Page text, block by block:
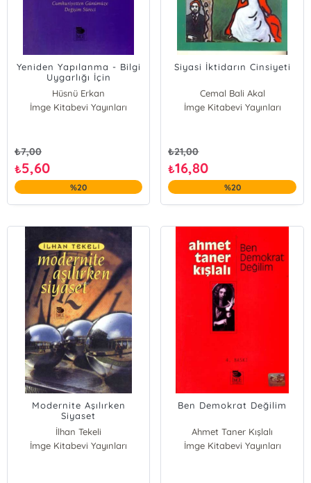
Yeniden Yapılanma - Bilgi
Uygarlığı İçin
Hüsnü Erkan
İmge Kitabevi Yayınları
₺7,00
₺5,60
%20
Siyasi İktidarın Cinsiyeti
Cemal Bali Akal
İmge Kitabevi Yayınları
₺21,00
₺16,80
%20
Modernite Aşılırken
Siyaset
İlhan Tekeli
İmge Kitabevi Yayınları
Ben Demokrat Değilim
Ahmet Taner Kışlalı
İmge Kitabevi Yayınları